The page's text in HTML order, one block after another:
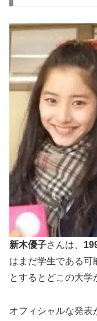
新木優子さんは、
はまだ学生である可
とするとどこの大学
オフィシャルな発表